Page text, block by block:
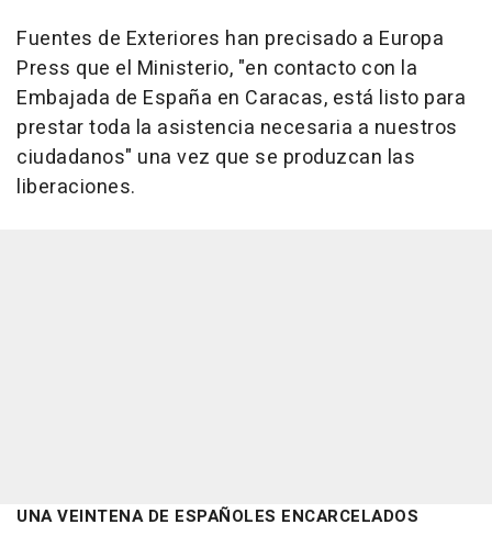
Fuentes de Exteriores han precisado a Europa
Press que el Ministerio, "en contacto con la
Embajada de España en Caracas, está listo para
prestar toda la asistencia necesaria a nuestros
ciudadanos" una vez que se produzcan las
liberaciones.
UNA VEINTENA DE ESPAÑOLES ENCARCELADOS